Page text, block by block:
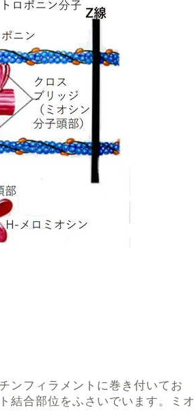
ンフィラメントに巻き付いてお
結合部位をふさいでいます。ミオ